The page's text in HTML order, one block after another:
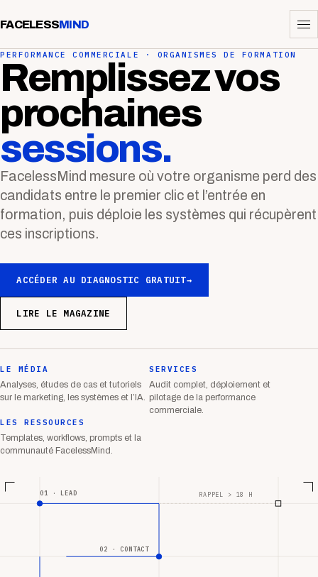
FACELESSMIND
PERFORMANCE COMMERCIALE · ORGANISMES DE FORMATION
Remplissez vos
prochaines
sessions.
FacelessMind mesure où votre organisme perd des
candidats entre le premier clic et l’entrée en
formation, puis déploie les systèmes qui récupèrent
ces inscriptions.
ACCÉDER AU DIAGNOSTIC GRATUIT→
LIRE LE MAGAZINE
LE MÉDIA
Analyses, études de cas et tutoriels
sur le marketing, les systèmes et l’IA.
SERVICES
Audit complet, déploiement et
pilotage de la performance
commerciale.
LES RESSOURCES
Templates, workflows, prompts et la
communauté FacelessMind.
01 · LEAD
02 · CONTACT
RAPPEL > 18 H